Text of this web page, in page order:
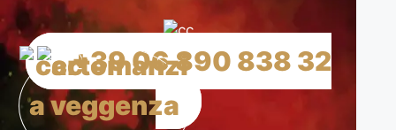
+39 06 890 838 32